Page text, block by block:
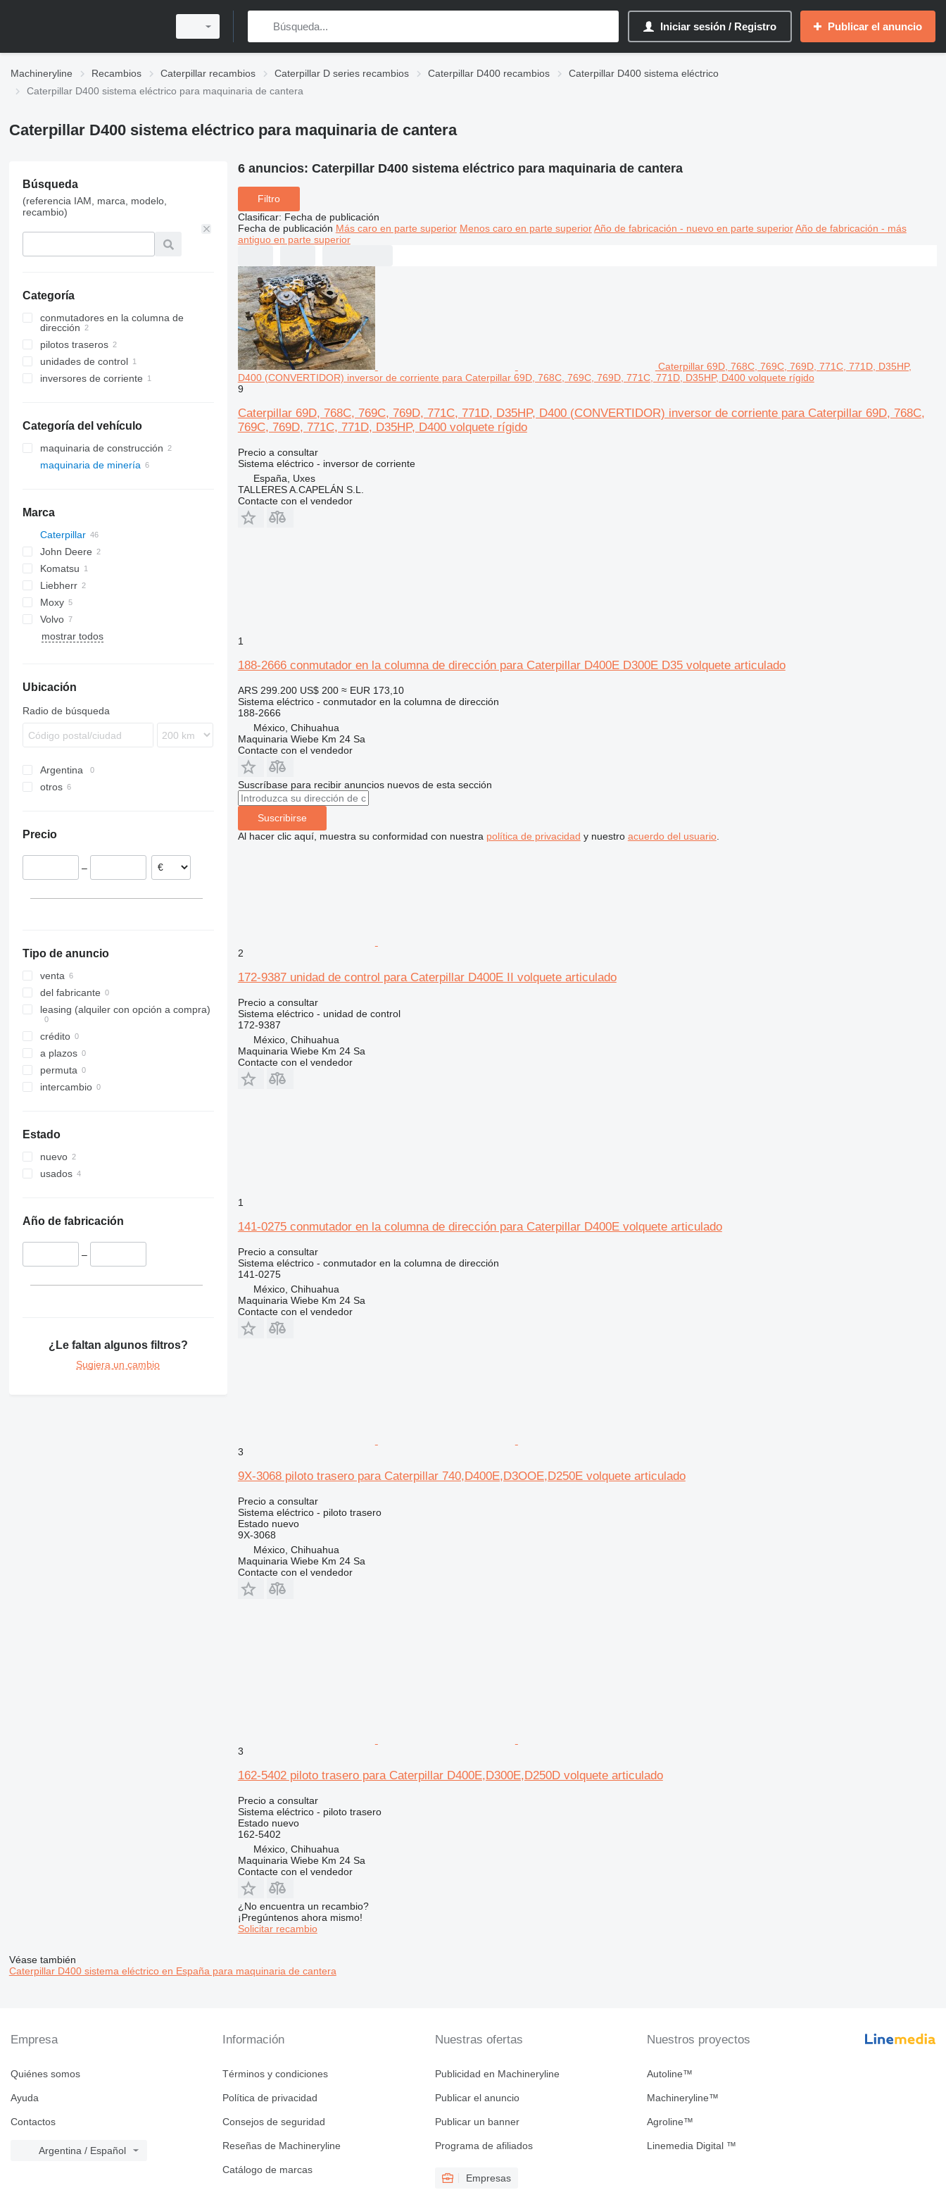
Iniciar sesión / Registro Publicar el anuncio
Machineryline Recambios Caterpillar recambios Caterpillar D series recambios Caterpillar D400 recambios
Caterpillar D400 sistema eléctrico
Caterpillar D400 sistema eléctrico para maquinaria de cantera
Caterpillar D400 sistema eléctrico para maquinaria de cantera
Búsqueda
(referencia IAM, marca, modelo,
recambio)
Categoría
conmutadores en la columna de
dirección
pilotos traseros
unidades de control
inversores de corriente
Categoría del vehículo
maquinaria de construcción
excavadoras
maquinaria de minería
Marca
B
Caterpillar
730
735
740
740B
745
745C
769
769C
771
775
775E
777D
C-series
D series
D4
D5
D9
D10
D400
John Deere
410
Komatsu
HM
Liebherr
Moxy
MT
TA
Volvo
A-series
ECR
G-series
L-series
SD
mostrar todos
Ubicación
Radio de búsqueda
Argentina
otros
Precio
–
Tipo de anuncio
venta
del fabricante
leasing (alquiler con opción a compra)
crédito
a plazos
permuta
intercambio
Estado
nuevo
usados
Año de fabricación
–
¿Le faltan algunos filtros?
Sugiera un cambio
6 anuncios: Caterpillar D400 sistema eléctrico para maquinaria de cantera
Filtro
Clasificar: Fecha de publicación
Fecha de publicación Más caro en parte superior Menos caro en parte superior Año de fabricación - nuevo en parte superior Año de fabricación - más
antiguo en parte superior
Caterpillar 69D, 768C, 769C, 769D, 771C, 771D, D35HP,
D400 (CONVERTIDOR) inversor de corriente para Caterpillar 69D, 768C, 769C, 769D, 771C, 771D, D35HP, D400 volquete rígido
9
Caterpillar 69D, 768C, 769C, 769D, 771C, 771D, D35HP, D400 (CONVERTIDOR) inversor de corriente para Caterpillar 69D, 768C,
769C, 769D, 771C, 771D, D35HP, D400 volquete rígido
Precio a consultar
Sistema eléctrico - inversor de corriente
España, Uxes
TALLERES A.CAPELÁN S.L.
Contacte con el vendedor
1
188-2666 conmutador en la columna de dirección para Caterpillar D400E D300E D35 volquete articulado
ARS 299.200 US$ 200 ≈ EUR 173,10
Sistema eléctrico - conmutador en la columna de dirección
188-2666
México, Chihuahua
Maquinaria Wiebe Km 24 Sa
Contacte con el vendedor
Suscríbase para recibir anuncios nuevos de esta sección
Suscribirse
Al hacer clic aquí, muestra su conformidad con nuestra política de privacidad y nuestro acuerdo del usuario.
2
172-9387 unidad de control para Caterpillar D400E II volquete articulado
Precio a consultar
Sistema eléctrico - unidad de control
172-9387
México, Chihuahua
Maquinaria Wiebe Km 24 Sa
Contacte con el vendedor
1
141-0275 conmutador en la columna de dirección para Caterpillar D400E volquete articulado
Precio a consultar
Sistema eléctrico - conmutador en la columna de dirección
141-0275
México, Chihuahua
Maquinaria Wiebe Km 24 Sa
Contacte con el vendedor
3
9X-3068 piloto trasero para Caterpillar 740,D400E,D3OOE,D250E volquete articulado
Precio a consultar
Sistema eléctrico - piloto trasero
Estadonuevo
9X-3068
México, Chihuahua
Maquinaria Wiebe Km 24 Sa
Contacte con el vendedor
3
162-5402 piloto trasero para Caterpillar D400E,D300E,D250D volquete articulado
Precio a consultar
Sistema eléctrico - piloto trasero
Estadonuevo
162-5402
México, Chihuahua
Maquinaria Wiebe Km 24 Sa
Contacte con el vendedor
¿No encuentra un recambio?
¡Pregúntenos ahora mismo!
Solicitar recambio
Véase también
Caterpillar D400 sistema eléctrico en España para maquinaria de cantera
Empresa
Quiénes somos
Ayuda
Contactos
Argentina / Español
Información
Términos y condiciones
Política de privacidad
Consejos de seguridad
Reseñas de Machineryline
Catálogo de marcas
Nuestras ofertas
Publicidad en Machineryline
Publicar el anuncio
Publicar un banner
Programa de afiliados
Empresas
Nuestros proyectos
Autoline™
Machineryline™
Agroline™
Linemedia Digital ™